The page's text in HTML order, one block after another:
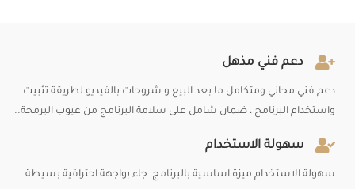
دعم فني مذهل
دعم فني مجاني ومتكامل ما بعد البيع و شروحات بالفيديو لطريقة تثبيت
واستخدام البرنامج ، ضمان شامل على سلامة البرنامج من عيوب البرمجة..
سهولة الاستخدام
سهولة الاستخدام ميزة اساسية بالبرنامج, جاء بواجهة احترافية بسيطة